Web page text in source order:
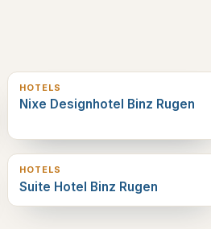
HOTELS
Nixe Designhotel Binz Rugen
1 km verderop
HOTELS
Suite Hotel Binz Rugen